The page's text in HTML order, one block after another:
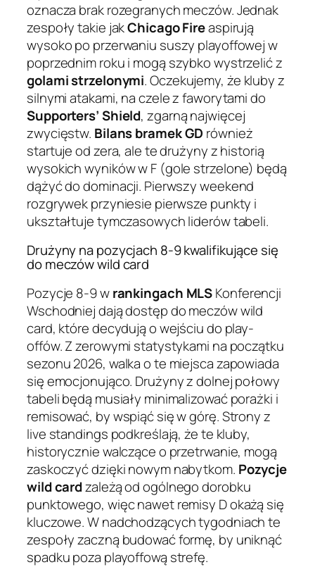
oznacza brak rozegranych meczów. Jednak
zespoły takie jakChicago Fireaspirują
wysoko po przerwaniu suszy playoffowej w
poprzednim roku i mogą szybko wystrzelić z
golami strzelonymi. Oczekujemy, że kluby z
silnymi atakami, na czele z faworytami do
Supporters’ Shield, zgarną najwięcej
zwycięstw. Bilans bramek GD również
startuje od zera, ale te drużyny z historią
wysokich wyników w F (gole strzelone) będą
dążyć do dominacji. Pierwszy weekend
rozgrywek przyniesie pierwsze punkty i
ukształtuje tymczasowych liderów tabeli.
Drużyny na pozycjach 8-9 kwalifikujące się
do meczów wild card
Pozycje 8-9 wrankingach MLSKonferencji
Wschodniej dają dostęp do meczów wild
card, które decydują o wejściu do play-
offów. Z zerowymi statystykami na początku
sezonu 2026, walka o te miejsca zapowiada
się emocjonująco. Drużyny z dolnej połowy
tabeli będą musiały minimalizować porażki i
remisować, by wspiąć się w górę. Strony z
live standings podkreślają, że te kluby,
historycznie walczące o przetrwanie, mogą
zaskoczyć dzięki nowym nabytkom. Pozycje
wild cardzależą od ogólnego dorobku
punktowego, więc nawet remisy D okażą się
kluczowe. W nadchodzących tygodniach te
zespoły zaczną budować formę, by uniknąć
spadku poza playoffową strefę.